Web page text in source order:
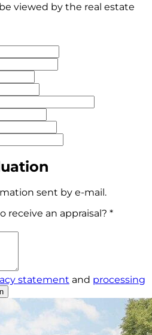
viewed by the real estate
sent by e-mail.
receive an appraisal? *
statement and processing